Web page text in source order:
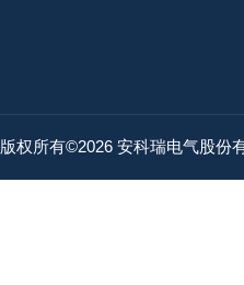
版权所有©2026 安科瑞电气股份